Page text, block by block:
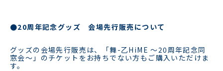
●20周年記念グッズ 会場先行販売について
グッズの会場先行販売は、「舞-乙HiME ～20周年記念同
窓会～」のチケットをお持ちでない方もご購入いただけま
す。